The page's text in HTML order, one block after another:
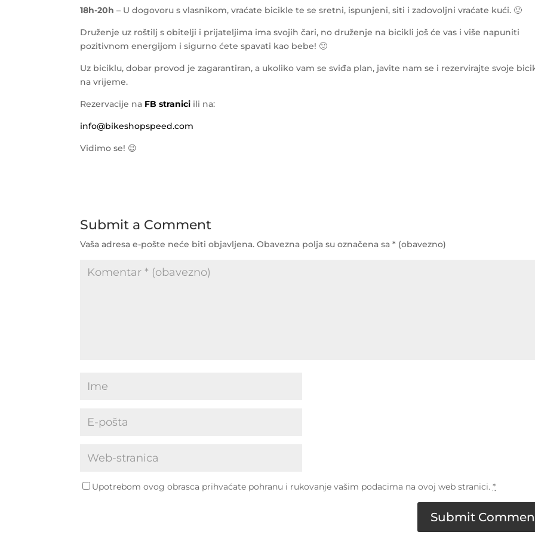
18h-20h – U dogovoru s vlasnikom, vraćate bicikle te se sretni, ispunjeni, siti i zadovoljni vraćate kući. 🙂
Druženje uz roštilj s obitelji i prijateljima ima svojih čari, no druženje na bicikli još će vas i više napuniti
pozitivnom energijom i sigurno ćete spavati kao bebe! 🙂
Uz biciklu, dobar provod je zagarantiran, a ukoliko vam se sviđa plan, javite nam se i rezervirajte svoje
na vrijeme.
Rezervacije na FB stranici ili na:
info@bikeshopspeed.com
Vidimo se! 😉
Submit a Comment
Vaša adresa e-pošte neće biti objavljena. Obavezna polja su označena sa* (obavezno)
Upotrebom ovog obrasca prihvaćate pohranu i rukovanje vašim podacima na ovoj web stranici.*